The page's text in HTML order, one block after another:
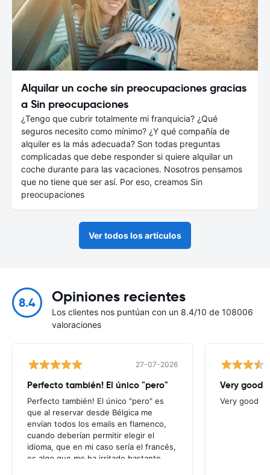
Alquilar un coche sin preocupaciones gracias
a Sin preocupaciones
¿Tengo que cubrir totalmente mi franquicia? ¿Qué
seguros necesito como mínimo? ¿Y qué compañía de
alquiler es la más adecuada? Son todas preguntas
complicadas que debe responder si quiere alquilar un
coche durante para las vacaciones. Nosotros pensamos
que no tiene que ser así. Por eso, creamos Sin
preocupaciones
Ver todos los artículos
8.4 Opiniones recientes
Los clientes nos puntúan con un 8.4/10 de 108006
valoraciones
27-07-2026
Perfecto también! El único "pero"
Perfecto también! El único "pero" es
que al reservar desde Bélgica me
envían todos los emails en flamenco,
cuando deberían permitir elegir el
idioma, que en mi caso sería el francés,
es algo que me ha irritado bastante
Very good
Very good